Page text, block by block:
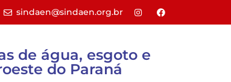
sindaen@sindaen.org.br
de água, esgoto e
do Paraná